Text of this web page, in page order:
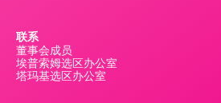
联系
董事会成员
埃普索姆选区办公室
塔玛基选区办公室